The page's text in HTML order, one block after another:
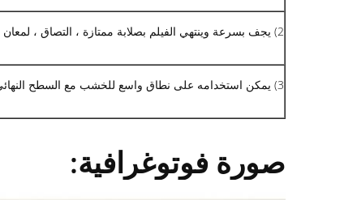
2) يجف بسرعة وينتهي الفيلم بصلابة ممتازة ، التصاق ، لمعان ومرونة
3) يمكن استخدامه على نطاق واسع للخشب مع السطح النهائي ، ABS المعادن والأسطح الأخرى.
صورة فوتوغرافية: